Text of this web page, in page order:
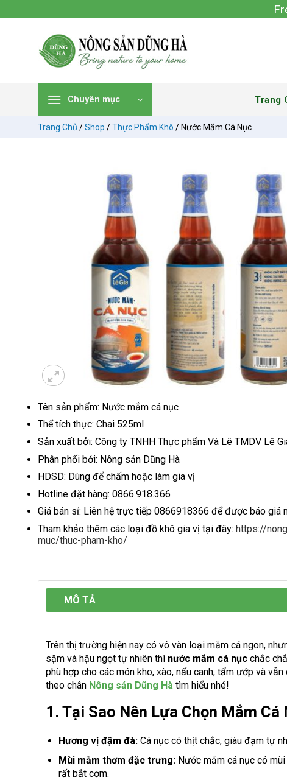
đến
Chuyên mục Trang
Trang Chủ /Shop /Thực Phẩm Khô / Nước Mắm Cá Nục
Tên sản phẩm: Nước mắm cá nục
Thể tích thực: Chai 525ml
Sản xuất bởi: Công ty TNHH Thực phẩm Và Lê TMDV Lê
Phân phối bởi: Nông sản Dũng Hà
HDSD: Dùng để chấm hoặc làm gia vị
Hotline đặt hàng: 0866.918.366
Giá bán sỉ: Liên hệ trực tiếp 0866918366 để được báo giá
Tham khảo thêm các loại đồ khô gia vị tại đây: https://
muc/thuc-pham-kho/
MÔ TẢ
Trên thị trường hiện nay có vô vàn loại mắm cá ngon,
sậm và hậu ngọt tự nhiên thì nước mắm cá nục chắc
phù hợp cho các món kho, xào, nấu canh, tẩm ướp và
theo chân Nông sản Dũng Hà tìm hiểu nhé!
1. Tại Sao Nên Lựa Chọn Mắm Cá
Hương vị đậm đà:Cá nục có thịt chắc, giàu đạm tự
Mùi mắm thơm đặc trưng:Nước mắm cá nục có mùi
rất bắt cơm.